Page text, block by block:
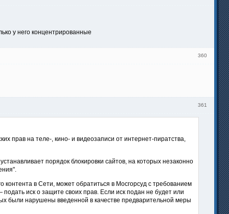
у него концентрированные
360
361
прав на теле-, кино- и видеозаписи от интернет-пиратства,
порядок блокировки сайтов, на которых незаконно
контента в Сети, может обратиться в Мосгорсуд с требованием
иск о защите своих прав. Если иск подан не будет или
были нарушены введенной в качестве предварительной меры